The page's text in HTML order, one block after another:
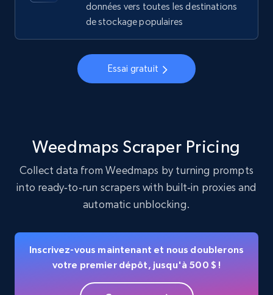
Account, Fbid, ID, Followers, Posts count, Is
business account, Is professional account, Is
Crunchbase companies information
Name, URL, ID, Cb rank, Region, About,
15.6K+ 1.6K+ Essai gratuit
données vers toutes les destinations
de stockage populaires
Essai gratuit
Weedmaps Scraper Pricing
Collect data from Weedmaps by turning prompts
into ready‑to‑run scrapers with built‑in proxies and
automatic unblocking.
Inscrivez-vous maintenant et nous doublerons
votre premier dépôt, jusqu'à 500 $ !